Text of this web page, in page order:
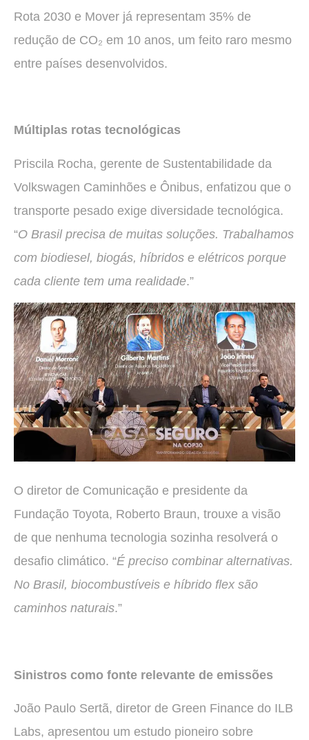
Rota 2030 e Mover já representam 35% de
redução de CO₂ em 10 anos, um feito raro mesmo
entre países desenvolvidos.
Múltiplas rotas tecnológicas
Priscila Rocha, gerente de Sustentabilidade da
Volkswagen Caminhões e Ônibus, enfatizou que o
transporte pesado exige diversidade tecnológica.
“O Brasil precisa de muitas soluções. Trabalhamos
com biodiesel, biogás, híbridos e elétricos porque
cada cliente tem uma realidade.”
O diretor de Comunicação e presidente da
Fundação Toyota, Roberto Braun, trouxe a visão
de que nenhuma tecnologia sozinha resolverá o
desafio climático. “É preciso combinar alternativas.
No Brasil, biocombustíveis e híbrido flex são
caminhos naturais.”
Sinistros como fonte relevante de emissões
João Paulo Sertã, diretor de Green Finance do ILB
Labs, apresentou um estudo pioneiro sobre